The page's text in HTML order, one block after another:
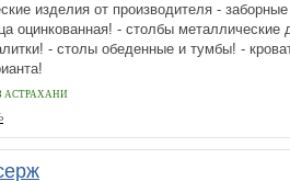
изделия от производителя -
оцинкованная! - столбы металлические
- столы обеденные и тумбы! -
АСТРАХАНИ